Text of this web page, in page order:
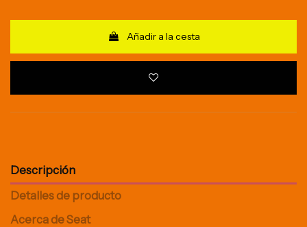
Añadir a la cesta
Descripción
Detalles de producto
Acerca de Seat